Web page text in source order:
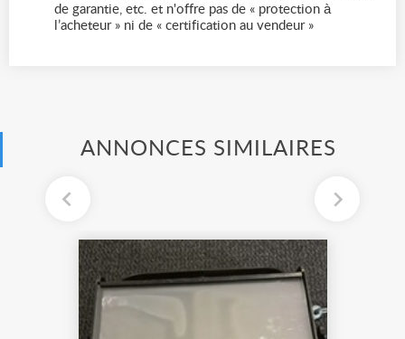
de garantie, etc. et n'offre pas de « protection à
l’acheteur » ni de « certification au vendeur »
ANNONCES SIMILAIRES